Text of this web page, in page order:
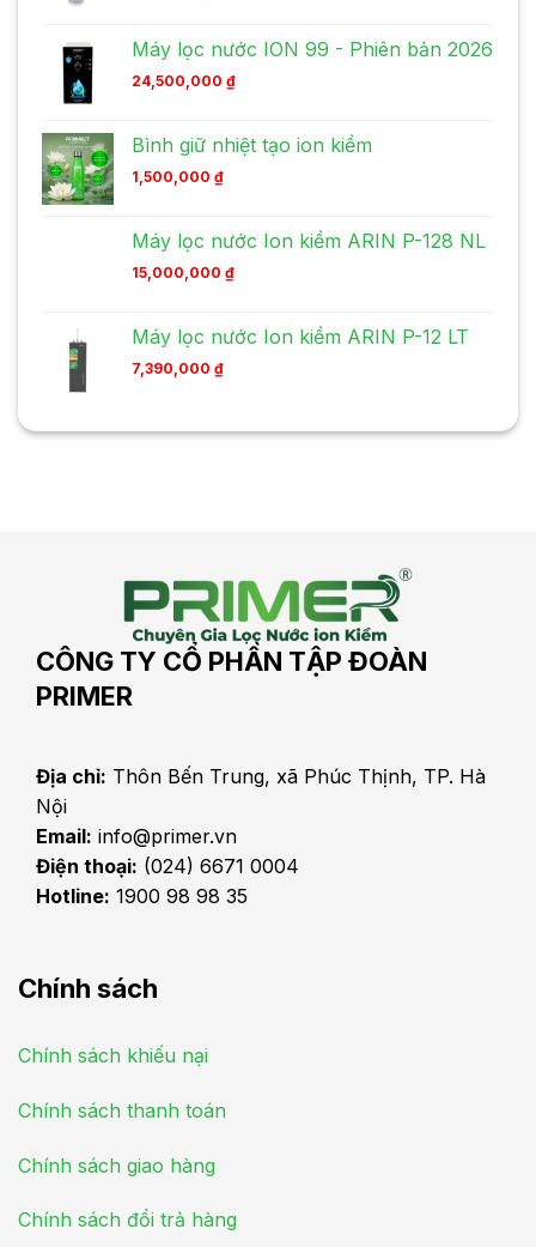
Máy lọc nước ION 99 - Phiên bản 2026
24,500,000 ₫
Bình giữ nhiệt tạo ion kiềm
1,500,000 ₫
Máy lọc nước Ion kiềm ARIN P-128 NL
15,000,000 ₫
Máy lọc nước Ion kiềm ARIN P-12 LT
7,390,000 ₫
CÔNG TY CỔ PHẦN TẬP ĐOÀN
PRIMER
Địa chỉ: Thôn Bến Trung, xã Phúc Thịnh, TP. Hà
Nội
Email: info@primer.vn
Điện thoại: (024) 6671 0004
Hotline: 1900 98 98 35
Chính sách
Chính sách khiếu nại
Chính sách thanh toán
Chính sách giao hàng
Chính sách đổi trả hàng